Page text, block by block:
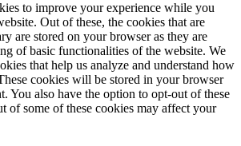
to improve your experience while you
Out of these, the cookies that are
are stored on your browser as they are
of basic functionalities of the website. We
that help us analyze and understand how
cookies will be stored in your browser
You also have the option to opt-out of these
of some of these cookies may affect your